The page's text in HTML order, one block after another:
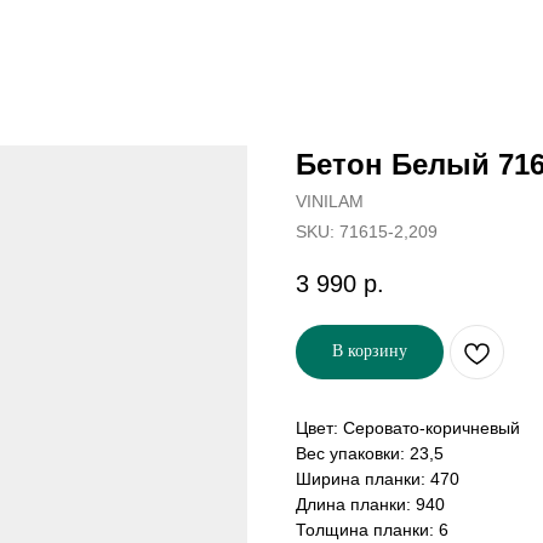
Бетон Белый
VINILAM
SKU: 71615-2,209
3 990 р.
В корзину
Цвет: Серовато-коричневый
Вес упаковки: 23,5
Ширина планки: 470
Длина планки: 940
Толщина планки: 6